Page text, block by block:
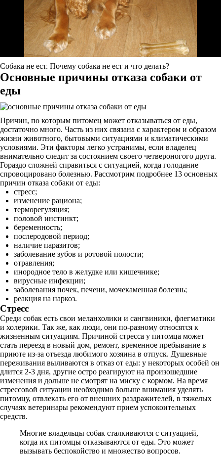
Собака не ест. Почему собака не ест и что делать?
Основные причины отказа собаки от
еды
Причин, по которым питомец может отказываться от еды,
достаточно много. Часть из них связана с характером и образом
жизни животного, бытовыми ситуациями и климатическими
условиями. Эти факторы легко устранимы, если владелец
внимательно следит за состоянием своего четвероногого друга.
Гораздо сложней справиться с ситуацией, когда голодание
спровоцировано болезнью. Рассмотрим подробнее 13 основных
причин отказа собаки от еды:
стресс;
изменение рациона;
терморегуляция;
половой инстинкт;
беременность;
послеродовой период;
наличие паразитов;
заболевание зубов и ротовой полости;
отравления;
инородное тело в желудке или кишечнике;
вирусные инфекции;
заболевания почек, печени, мочекаменная болезнь;
реакция на наркоз.
Стресс
Среди собак есть свои меланхолики и сангвиники, флегматики
и холерики. Так же, как люди, они по-разному относятся к
жизненным ситуациям. Причиной стресса у питомца может
стать переезд в новый дом, ремонт, временное пребывание в
приюте из-за отъезда любимого хозяина в отпуск. Душевные
переживания выливаются в отказ от еды: у некоторых особей он
длится 2-3 дня, другие остро реагируют на произошедшие
изменения и дольше не смотрят на миску с кормом. На время
стрессовой ситуации необходимо больше внимания уделять
питомцу, отвлекать его от внешних раздражителей, в тяжелых
случаях ветеринары рекомендуют прием успокоительных
средств.
Многие владельцы собак сталкиваются с ситуацией,
когда их питомцы отказываются от еды. Это может
вызывать беспокойство и множество вопросов.